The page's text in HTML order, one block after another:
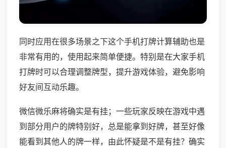
同时应用在很多场景之下这个手机打牌计算辅助也是
非常有用的，使用起来简单便捷。特别是在大家手机
打牌时可以合理调整牌型，提升游戏体验，避免影响
好友间互动乐趣。
微信微乐麻将确实是有挂；一些玩家反映在游戏中遇
到部分用户的牌特别好，总是能拿到好牌，甚至好像
能看到其他人的牌一样，由此怀疑是不是有挂？确实